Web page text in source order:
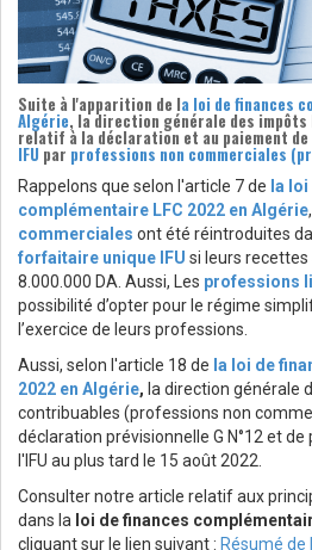
Suite à l'apparition de la loi de finances
Algérie, la direction générale des impôts
relatif à la déclaration et au paiement de
IFU par professions non commerciales
Rappelons que selon l'article 7 de la
complémentaire LFC 2022 en Algérie
commerciales ont été réintroduites
forfaitaire unique IFU si leurs
8.000.000 DA. Aussi, Les professions
possibilité d’opter pour le régime
l’exercice de leurs professions.
Aussi, selon l'article 18 de la loi de
2022 en Algérie, la direction générale
contribuables (professions non
déclaration prévisionnelle G N°12 et
l'IFU au plus tard le 15 août 2022.
Consulter notre article relatif aux
dans la loi de finances
cliquant sur le lien suivant : Résumé de